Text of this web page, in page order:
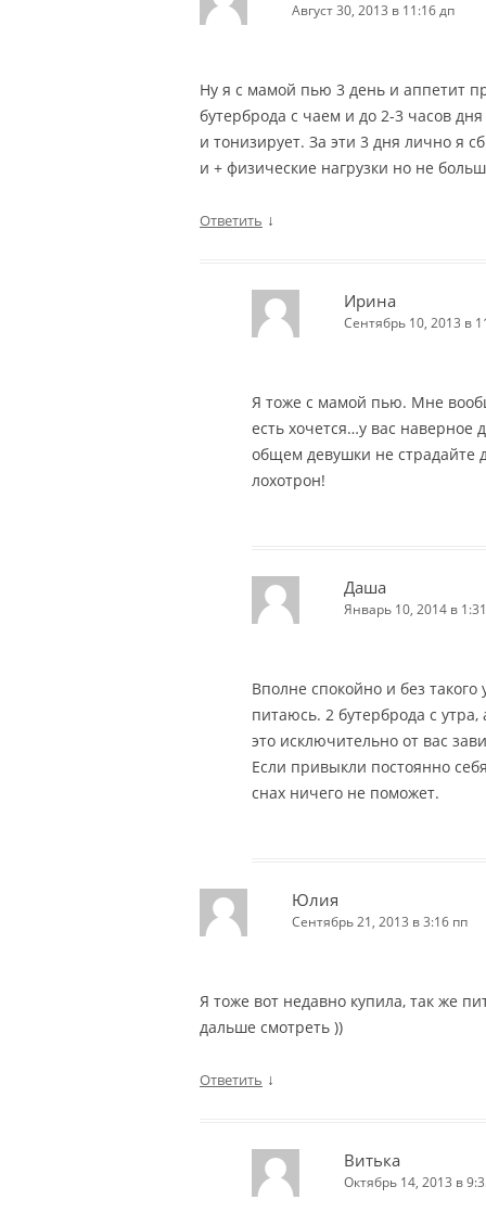
Август 30, 2013 в 11:16 дп
Ну я с мамой пью 3 день и аппетит
бутерброда с чаем и до 2-3 часов
и тонизирует. За эти 3 дня лично я
и + физические нагрузки но не
Ответить ↓
Ирина
Сентябрь 10, 2013 в
Я тоже с мамой пью. Мне
есть хочется…у вас наверное
общем девушки не страдайте
лохотрон!
Даша
Январь 10, 2014 в
Вполне спокойно и без
питаюсь. 2 бутерброда с
это исключительно от вас
Если привыкли постоянно
снах ничего не поможет.
Юлия
Сентябрь 21, 2013 в 3:16 пп
Я тоже вот недавно купила, так же
дальше смотреть ))
Ответить ↓
Витька
Октябрь 14, 2013 в